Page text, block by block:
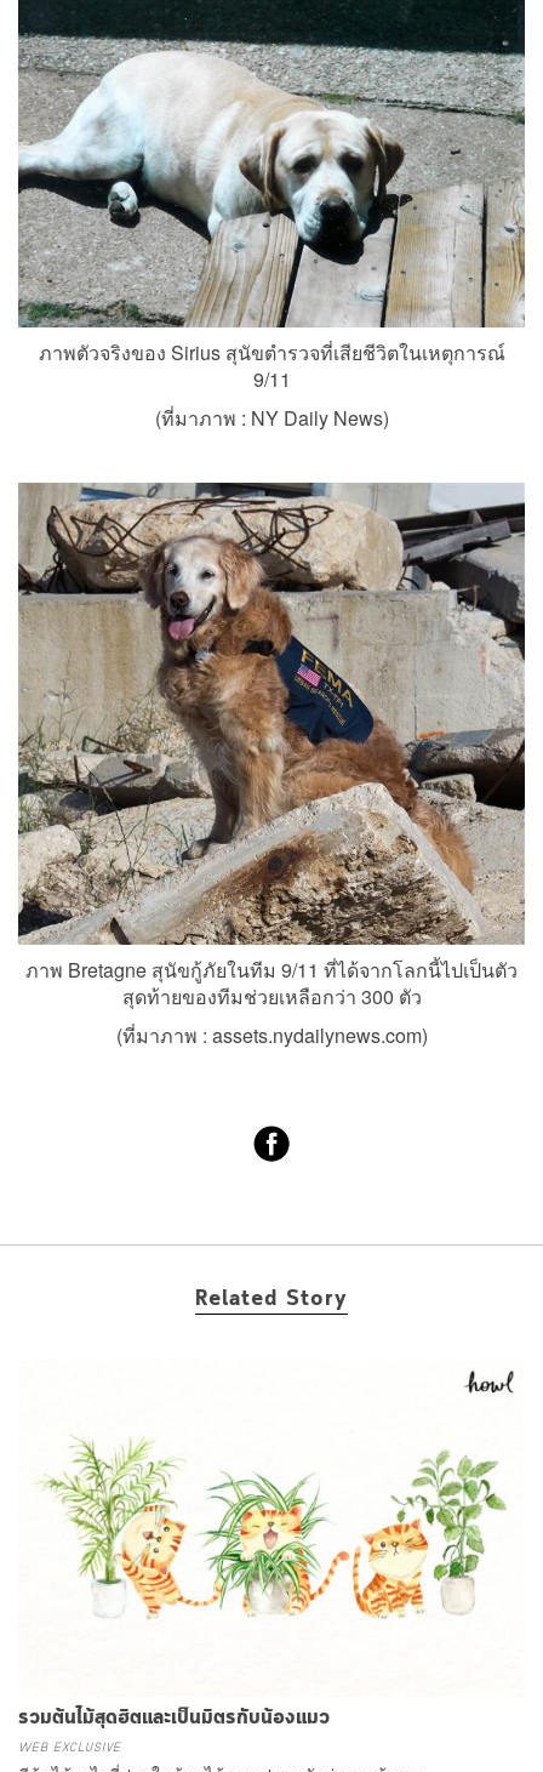
ภาพตัวจริงของ Sirius สุนัขตำรวจที่เสียชีวิตในเหตุการณ์
9/11
(ที่มาภาพ : NY Daily News)
ภาพ Bretagne สุนัขกู้ภัยในทีม 9/11 ที่ได้จากโลกนี้ไปเป็นตัว
สุดท้ายของทีมช่วยเหลือกว่า 300 ตัว
(ที่มาภาพ : assets.nydailynews.com)
Related Story
รวมต้นไม้สุดฮิตและเป็นมิตรกับน้องแมว
WEB EXCLUSIVE